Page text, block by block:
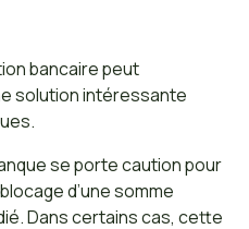
bancaire peut
solution intéressante
se porte caution pour
d’une somme
Dans certains cas, cette